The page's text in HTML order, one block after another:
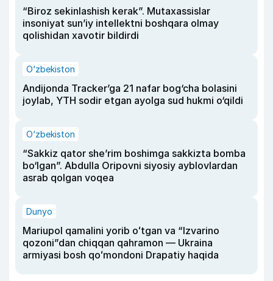
“Biroz sekinlashish kerak”. Mutaxassislar
insoniyat sun’iy intellektni boshqara olmay
qolishidan xavotir bildirdi
O‘zbekiston
Andijonda Tracker’ga 21 nafar bog‘cha bolasini
joylab, YTH sodir etgan ayolga sud hukmi o‘qildi
O‘zbekiston
“Sakkiz qator she’rim boshimga sakkizta bomba
bo‘lgan”. Abdulla Oripovni siyosiy ayblovlardan
asrab qolgan voqea
Dunyo
Mariupol qamalini yorib oʻtgan va “Izvarino
qozoni”dan chiqqan qahramon — Ukraina
armiyasi bosh qoʻmondoni Drapatiy haqida